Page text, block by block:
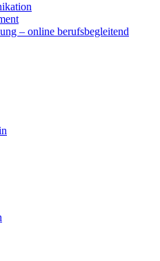
– online berufsbegleitend